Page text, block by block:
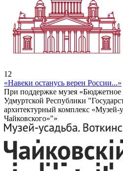
12
«Навеки останусь верен России...»
При поддержке музея «Бюджетное
Удмуртской Республики
архитектурный комплекс «Музей-
Чайковского»"»